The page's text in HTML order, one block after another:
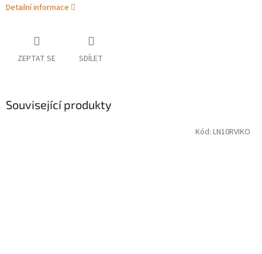
Detailní informace
ZEPTAT SE SDÍLET
Související produkty
Kód: LN10RVIKO